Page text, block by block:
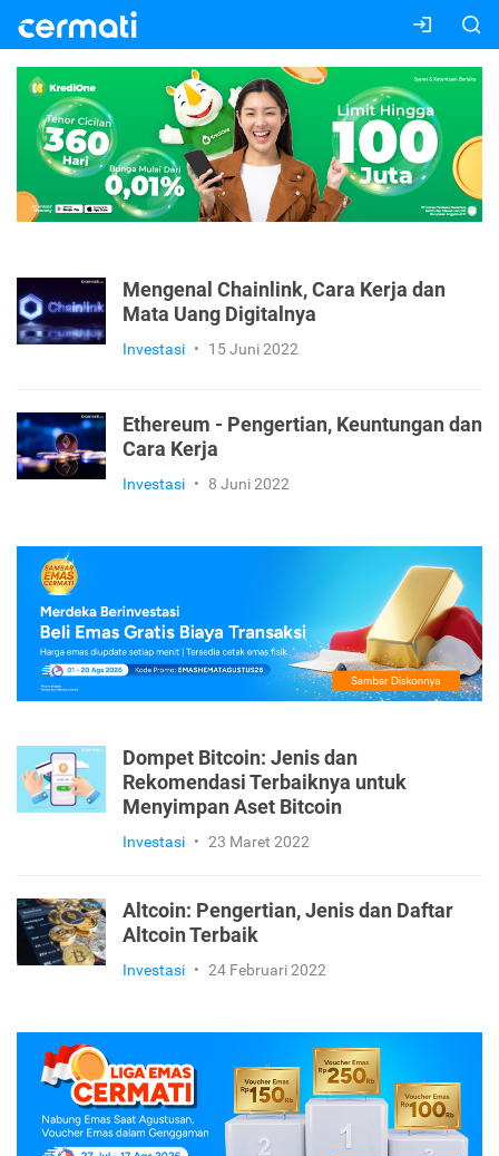
Mengenal Chainlink, Cara Kerja dan
Mata Uang Digitalnya
Investasi • 15 Juni 2022
Ethereum - Pengertian, Keuntungan dan
Cara Kerja
Investasi • 8 Juni 2022
Dompet Bitcoin: Jenis dan
Rekomendasi Terbaiknya untuk
Menyimpan Aset Bitcoin
Investasi • 23 Maret 2022
Altcoin: Pengertian, Jenis dan Daftar
Altcoin Terbaik
Investasi • 24 Februari 2022